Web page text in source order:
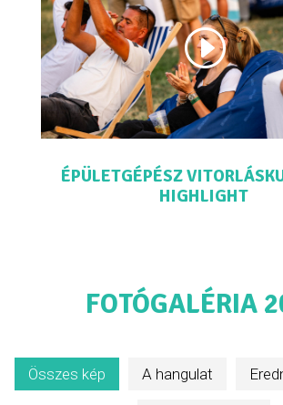
ÉPÜLETGÉPÉSZ
HIGHLIGHT
FOTÓGALÉRIA
Összes kép A hangulat